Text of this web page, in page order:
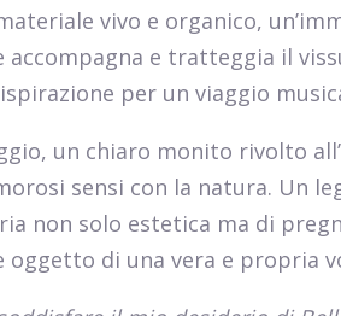
vivo e organico,
e tratteggia il
per un viaggio
un chiaro monito rivolto
sensi con la natura. Un
non solo estetica ma di
oggetto di una vera e propria